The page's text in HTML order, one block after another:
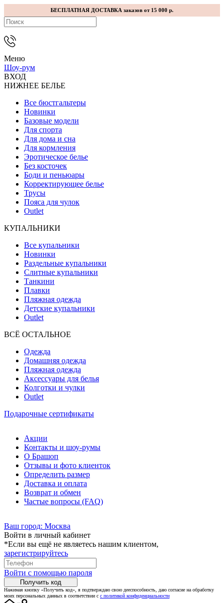
БЕСПЛАТНАЯ ДОСТАВКА заказов от 15 000 р.
Меню
Шоу-рум
ВХОД
НИЖНЕЕ БЕЛЬЕ
Все бюстгальтеры
Новинки
Базовые модели
Для спорта
Для дома и сна
Для кормления
Эротическое белье
Без косточек
Боди и пеньюары
Корректирующее белье
Трусы
Пояса для чулок
Outlet
КУПАЛЬНИКИ
Все купальники
Новинки
Раздельные купальники
Слитные купальники
Танкини
Плавки
Пляжная одежда
Детские купальники
Outlet
ВCЁ ОСТАЛЬНОЕ
Одежда
Домашняя одежда
Пляжная одежда
Аксессуары для белья
Колготки и чулки
Outlet
Подарочные сертификаты
Акции
Контакты и шоу-румы
О Брашоп
Отзывы и фото клиенток
Определить размер
Доставка и оплата
Возврат и обмен
Частые вопросы (FAQ)
Ваш город: Москва
Войти в личный кабинет
*Если вы ещё не являетесь нашим клиентом,
зарегистрируйтесь
Войти с помощью пароля
Получить код
Нажимая кнопку «Получить код», я подтверждаю свою дееспособность, даю согласие на обработку
моих персональных данных в соответствии с с политикой конфиденциальности